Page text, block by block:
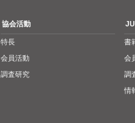
協会活動
特長
会員活動
調査研究
書
会
調
情